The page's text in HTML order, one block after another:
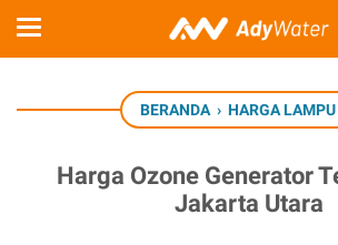
BERANDA › HARGA LAMPU
Harga Ozone Generator
Jakarta Utara